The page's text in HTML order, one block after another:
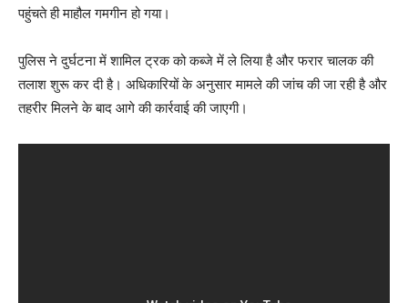
पहुंचते ही माहौल गमगीन हो गया।
पुलिस ने दुर्घटना में शामिल ट्रक को कब्जे में ले लिया है और फरार चालक की
तलाश शुरू कर दी है। अधिकारियों के अनुसार मामले की जांच की जा रही है और
तहरीर मिलने के बाद आगे की कार्रवाई की जाएगी।